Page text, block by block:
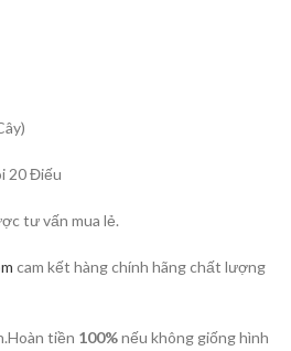
20 Điếu
tư vấn mua lẻ.
cam kết hàng chính hãng chất lượng
tiền 100%nếu không giống hình